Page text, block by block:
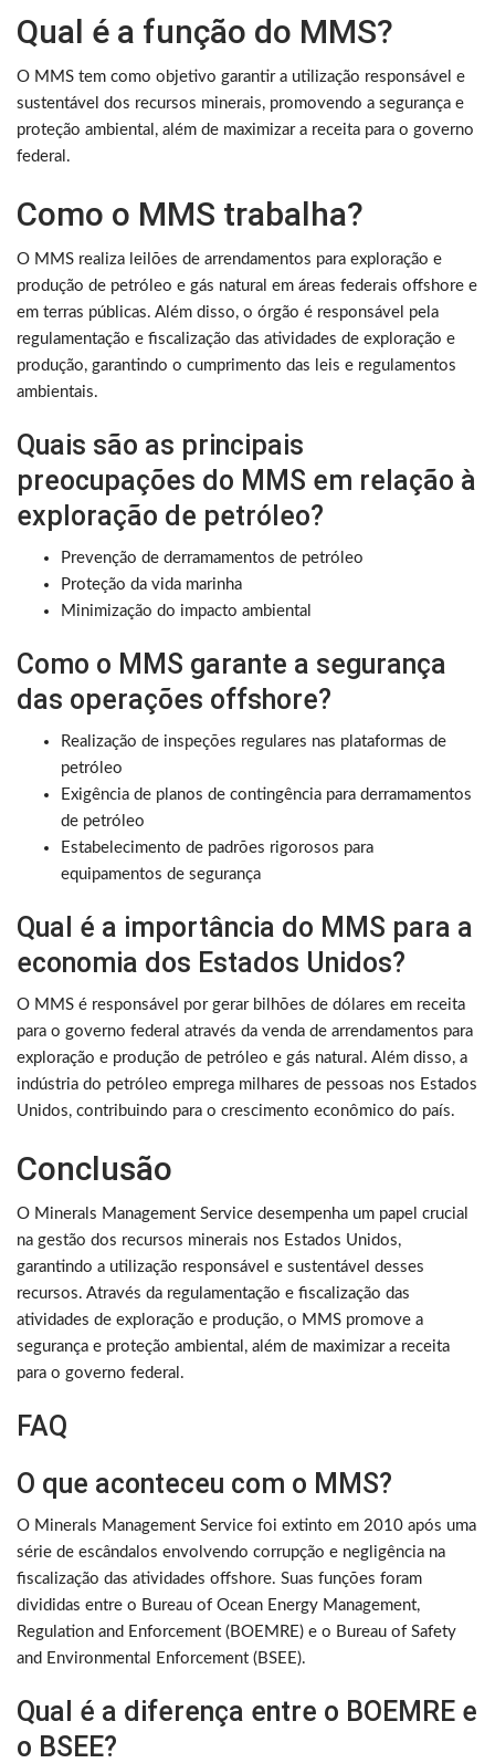
Qual é a função do MMS?
O MMS tem como objetivo garantir a utilização responsável e
sustentável dos recursos minerais, promovendo a segurança e
proteção ambiental, além de maximizar a receita para o governo
federal.
Como o MMS trabalha?
O MMS realiza leilões de arrendamentos para exploração e
produção de petróleo e gás natural em áreas federais offshore e
em terras públicas. Além disso, o órgão é responsável pela
regulamentação e fiscalização das atividades de exploração e
produção, garantindo o cumprimento das leis e regulamentos
ambientais.
Quais são as principais
preocupações do MMS em relação à
exploração de petróleo?
Prevenção de derramamentos de petróleo
Proteção da vida marinha
Minimização do impacto ambiental
Como o MMS garante a segurança
das operações offshore?
Realização de inspeções regulares nas plataformas de
petróleo
Exigência de planos de contingência para derramamentos
de petróleo
Estabelecimento de padrões rigorosos para
equipamentos de segurança
Qual é a importância do MMS para a
economia dos Estados Unidos?
O MMS é responsável por gerar bilhões de dólares em receita
para o governo federal através da venda de arrendamentos para
exploração e produção de petróleo e gás natural. Além disso, a
indústria do petróleo emprega milhares de pessoas nos Estados
Unidos, contribuindo para o crescimento econômico do país.
Conclusão
O Minerals Management Service desempenha um papel crucial
na gestão dos recursos minerais nos Estados Unidos,
garantindo a utilização responsável e sustentável desses
recursos. Através da regulamentação e fiscalização das
atividades de exploração e produção, o MMS promove a
segurança e proteção ambiental, além de maximizar a receita
para o governo federal.
FAQ
O que aconteceu com o MMS?
O Minerals Management Service foi extinto em 2010 após uma
série de escândalos envolvendo corrupção e negligência na
fiscalização das atividades offshore. Suas funções foram
divididas entre o Bureau of Ocean Energy Management,
Regulation and Enforcement (BOEMRE) e o Bureau of Safety
and Environmental Enforcement (BSEE).
Qual é a diferença entre o BOEMRE e
o BSEE?